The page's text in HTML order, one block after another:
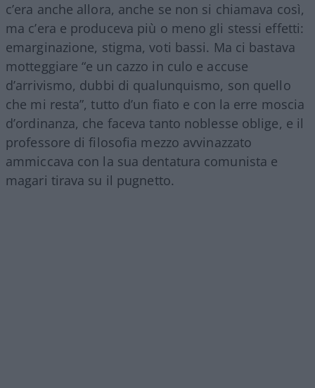
c’era anche allora, anche se non si chiamava così,
ma c’era e produceva più o meno gli stessi effetti:
emarginazione, stigma, voti bassi. Ma ci bastava
motteggiare “e un cazzo in culo e accuse
d’arrivismo, dubbi di qualunquismo, son quello
che mi resta”, tutto d’un fiato e con la erre moscia
d’ordinanza, che faceva tanto noblesse oblige, e il
professore di filosofia mezzo avvinazzato
ammiccava con la sua dentatura comunista e
magari tirava su il pugnetto.